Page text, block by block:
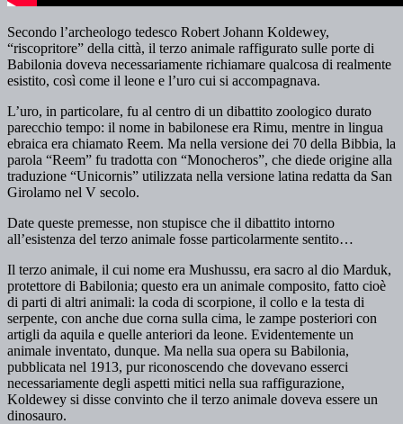
Secondo l’archeologo tedesco Robert Johann Koldewey,
“riscopritore” della città, il terzo animale raffigurato sulle porte di
Babilonia doveva necessariamente richiamare qualcosa di realmente
esistito, così come il leone e l’uro cui si accompagnava.
L’uro, in particolare, fu al centro di un dibattito zoologico durato
parecchio tempo: il nome in babilonese era Rimu, mentre in lingua
ebraica era chiamato Reem. Ma nella versione dei 70 della Bibbia, la
parola “Reem” fu tradotta con “Monocheros”, che diede origine alla
traduzione “Unicornis” utilizzata nella versione latina redatta da San
Girolamo nel V secolo.
Date queste premesse, non stupisce che il dibattito intorno
all’esistenza del terzo animale fosse particolarmente sentito…
Il terzo animale, il cui nome era Mushussu, era sacro al dio Marduk,
protettore di Babilonia; questo era un animale composito, fatto cioè
di parti di altri animali: la coda di scorpione, il collo e la testa di
serpente, con anche due corna sulla cima, le zampe posteriori con
artigli da aquila e quelle anteriori da leone. Evidentemente un
animale inventato, dunque. Ma nella sua opera su Babilonia,
pubblicata nel 1913, pur riconoscendo che dovevano esserci
necessariamente degli aspetti mitici nella sua raffigurazione,
Koldewey si disse convinto che il terzo animale doveva essere un
dinosauro.